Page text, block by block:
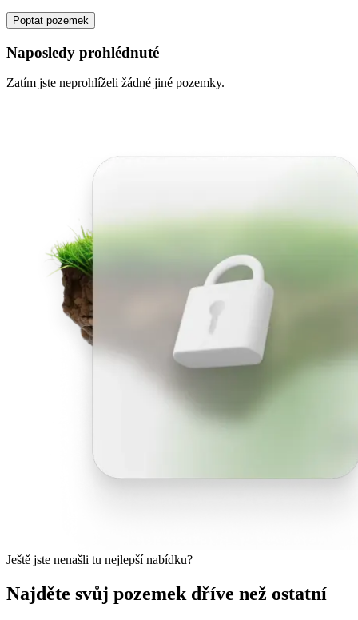
Poptat pozemek
Naposledy prohlédnuté
Zatím jste neprohlíželi žádné jiné pozemky.
Ještě jste nenašli tu nejlepší nabídku?
Najděte svůj pozemek dříve než ostatní